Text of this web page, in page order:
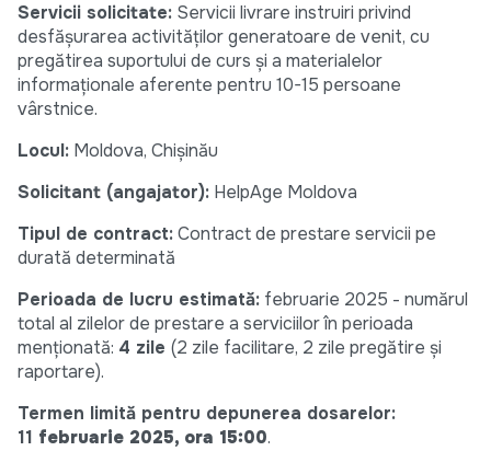
Servicii solicitate: Servicii livrare instruiri privind
desfășurarea activităților generatoare de venit, cu
pregătirea suportului de curs și a materialelor
informaționale aferente pentru 10-15 persoane
vârstnice.
Locul: Moldova, Chișinău
Solicitant (angajator): HelpAge Moldova
Tipul de contract:Contract de prestare servicii pe
durată determinată
Perioada de lucru estimată: februarie 2025 - numărul
total al zilelor de prestare a serviciilor în perioada
menționată: 4 zile (2 zile facilitare, 2 zile pregătire și
raportare).
Termen limită pentru depunerea dosarelor:
11 februarie 2025, ora 15:00.